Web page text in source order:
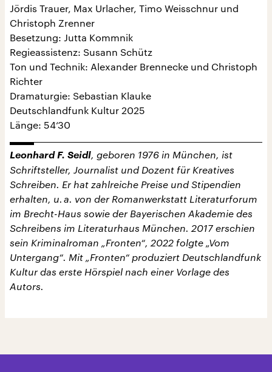
Jördis Trauer, Max Urlacher, Timo Weisschnur und
Christoph Zrenner
Besetzung: Jutta Kommnik
Regieassistenz: Susann Schütz
Ton und Technik: Alexander Brennecke und Christoph
Richter
Dramaturgie: Sebastian Klauke
Deutschlandfunk Kultur 2025
Länge: 54‘30
Leonhard F. Seidl, geboren 1976 in München, ist
Schriftsteller, Journalist und Dozent für Kreatives
Schreiben. Er hat zahlreiche Preise und Stipendien
erhalten, u. a. von der Romanwerkstatt Literaturforum
im Brecht-Haus sowie der Bayerischen Akademie des
Schreibens im Literaturhaus München. 2017 erschien
sein Kriminalroman „Fronten“, 2022 folgte „Vom
Untergang“. Mit „Fronten“ produziert Deutschlandfunk
Kultur das erste Hörspiel nach einer Vorlage des
Autors.